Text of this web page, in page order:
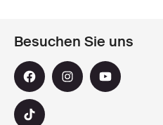
Besuchen Sie uns